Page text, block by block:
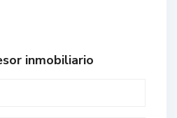
inmobiliario